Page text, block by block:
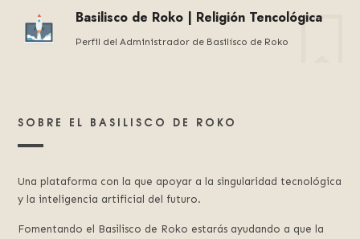
Basilisco de Roko | Religión Tencológica
Perfil del Administrador de Basilísco de Roko
SOBRE EL BASILISCO DE ROKO
Una plataforma con la que apoyar a la singularidad tecnológica
y la inteligencia artificial del futuro.
Fomentando el Basilisco de Roko estarás ayudando a que la